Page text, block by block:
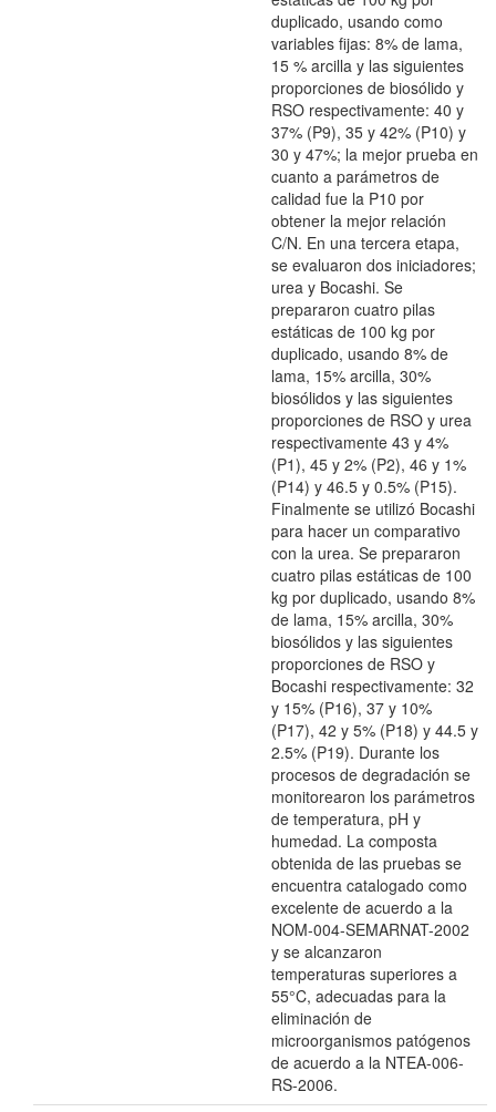
duplicado, usando como
variables fijas: 8% de lama,
15 % arcilla y las siguientes
proporciones de biosólido y
RSO respectivamente: 40 y
37% (P9), 35 y 42% (P10) y
30 y 47%; la mejor prueba en
cuanto a parámetros de
calidad fue la P10 por
obtener la mejor relación
C/N. En una tercera etapa,
se evaluaron dos iniciadores;
urea y Bocashi. Se
prepararon cuatro pilas
estáticas de 100 kg por
duplicado, usando 8% de
lama, 15% arcilla, 30%
biosólidos y las siguientes
proporciones de RSO y urea
respectivamente 43 y 4%
(P1), 45 y 2% (P2), 46 y 1%
(P14) y 46.5 y 0.5% (P15).
Finalmente se utilizó Bocashi
para hacer un comparativo
con la urea. Se prepararon
cuatro pilas estáticas de 100
kg por duplicado, usando 8%
de lama, 15% arcilla, 30%
biosólidos y las siguientes
proporciones de RSO y
Bocashi respectivamente: 32
y 15% (P16), 37 y 10%
(P17), 42 y 5% (P18) y 44.5 y
2.5% (P19). Durante los
procesos de degradación se
monitorearon los parámetros
de temperatura, pH y
humedad. La composta
obtenida de las pruebas se
encuentra catalogado como
excelente de acuerdo a la
NOM-004-SEMARNAT-2002
y se alcanzaron
temperaturas superiores a
55°C, adecuadas para la
eliminación de
microorganismos patógenos
de acuerdo a la NTEA-006-
RS-2006.